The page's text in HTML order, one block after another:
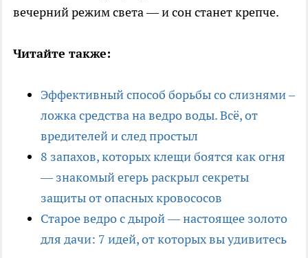
вечерний режим света — и сон станет крепче.
Читайте также:
Эффективный способ борьбы со слизнями –
ложка средства на ведро воды. Всё, от
вредителей и след простыл
8 запахов, которых клещи боятся как огня
— знакомый егерь раскрыл секреты
защиты от опасных кровососов
Старое ведро с дырой — настоящее золото
для дачи: 7 идей, от которых вы удивитесь